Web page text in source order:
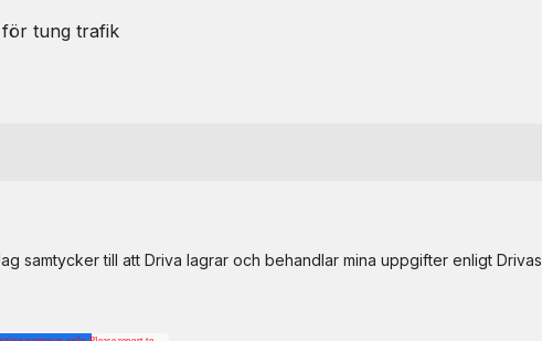
för tung trafik
samtycker till att Driva lagrar och behandlar mina uppgifter enligt Drivas